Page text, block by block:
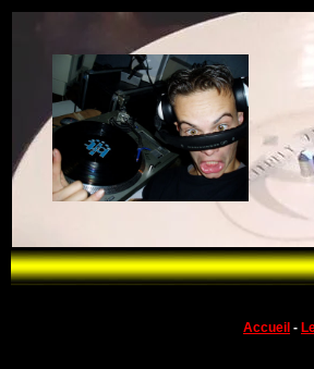
Accueil -